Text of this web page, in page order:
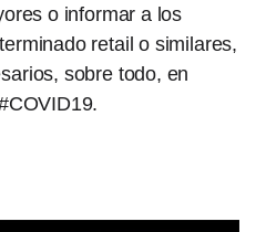
o informar a los
retail o similares,
sobre todo, en